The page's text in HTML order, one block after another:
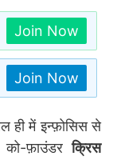
Join Now
Join Now
ही में इन्फ़ोसिस से
फ़ाउंडरक्रिस